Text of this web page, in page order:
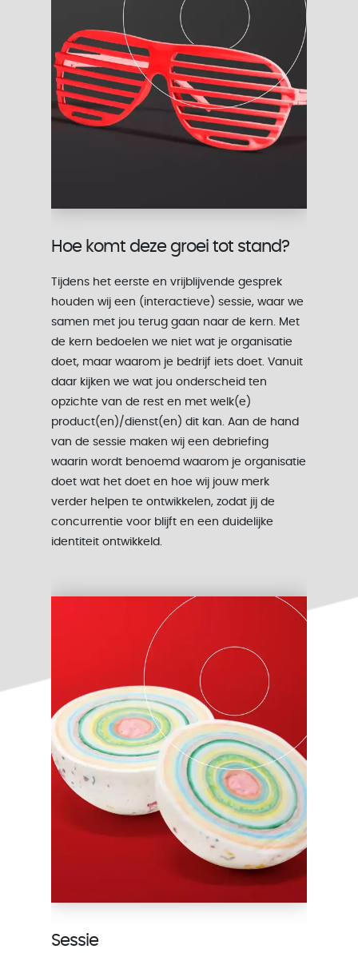
Hoe komt deze groei tot stand?
Tijdens het eerste en vrijblijvende gesprek
houden wij een (interactieve) sessie, waar we
samen met jou terug gaan naar de kern. Met
de kern bedoelen we niet wat je organisatie
doet, maar waarom je bedrijf iets doet. Vanuit
daar kijken we wat jou onderscheid ten
opzichte van de rest en met welk(e)
product(en)/dienst(en) dit kan. Aan de hand
van de sessie maken wij een debriefing
waarin wordt benoemd waarom je organisatie
doet wat het doet en hoe wij jouw merk
verder helpen te ontwikkelen, zodat jij de
concurrentie voor blijft en een duidelijke
identiteit ontwikkeld.
Sessie